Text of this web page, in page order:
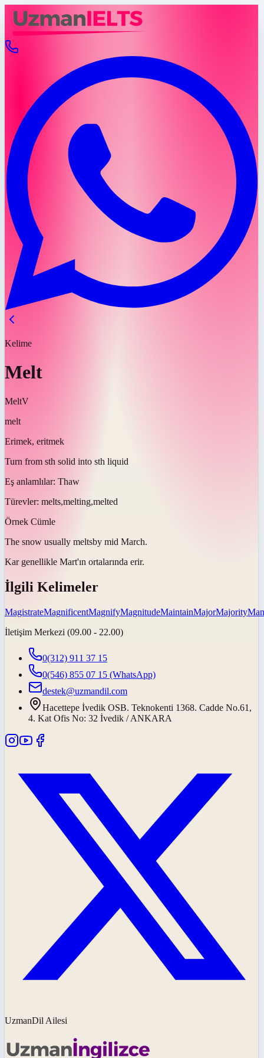
Kelime
Melt
MeltV
melt
Erimek, eritmek
Turn from sth solid into sth liquid
Eş anlamlılar: Thaw
Türevler: melts,melting,melted
Örnek Cümle
The snow usually meltsby mid March.
Kar genellikle Mart'ın ortalarında erir.
İlgili Kelimeler
MagistrateMagnificentMagnifyMagnitudeMaintainMajorMajority
İletişim Merkezi (09.00 - 22.00)
0(312) 911 37 15
0(546) 855 07 15 (WhatsApp)
destek@uzmandil.com
Hacettepe İvedik OSB. Teknokenti 1368. Cadde No.61,
4. Kat Ofis No: 32 İvedik / ANKARA
UzmanDil Ailesi